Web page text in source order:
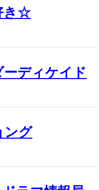
き☆
ディケイド
ング